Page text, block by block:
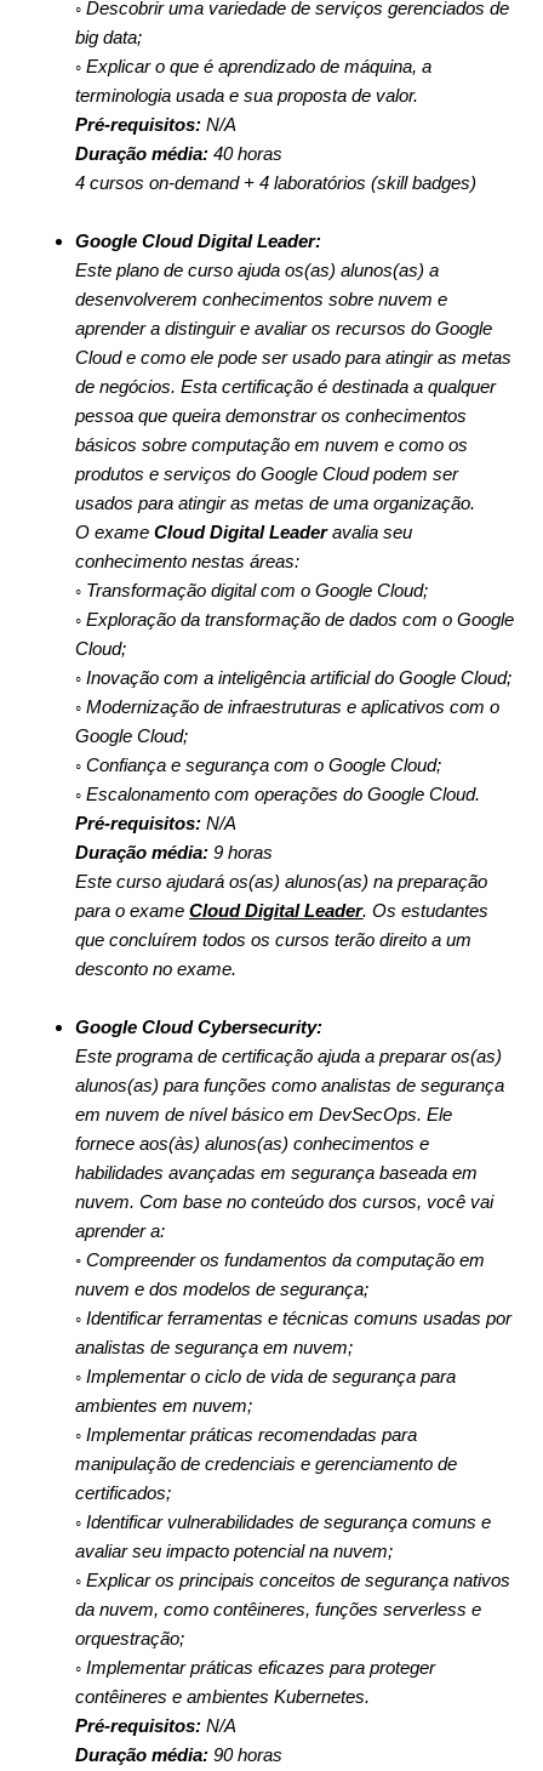
◦ Descobrir uma variedade de serviços gerenciados de
big data;
◦ Explicar o que é aprendizado de máquina, a
terminologia usada e sua proposta de valor.
Pré-requisitos: N/A
Duração média:40 horas
4 cursos on-demand + 4 laboratórios (skill badges)
Google Cloud Digital Leader:
Este plano de curso ajuda os(as) alunos(as) a
desenvolverem conhecimentos sobre nuvem e
aprender a distinguir e avaliar os recursos do Google
Cloud e como ele pode ser usado para atingir as metas
de negócios. Esta certificação é destinada a qualquer
pessoa que queira demonstrar os conhecimentos
básicos sobre computação em nuvem e como os
produtos e serviços do Google Cloud podem ser
usados para atingir as metas de uma organização.
O exameCloud Digital Leaderavalia seu
conhecimento nestas áreas:
◦ Transformação digital com o Google Cloud;
◦ Exploração da transformação de dados com o Google
Cloud;
◦ Inovação com a inteligência artificial do Google Cloud;
◦ Modernização de infraestruturas e aplicativos com o
Google Cloud;
◦ Confiança e segurança com o Google Cloud;
◦ Escalonamento com operações do Google Cloud.
Pré-requisitos: N/A
Duração média: 9 horas
Este curso ajudará os(as) alunos(as) na preparação
para o exameCloud Digital Leader. Os estudantes
que concluírem todos os cursos terão direito a um
desconto no exame.
Google Cloud Cybersecurity:
Este programa de certificação ajuda a preparar os(as)
alunos(as) para funções como analistas de segurança
em nuvem de nível básico em DevSecOps. Ele
fornece aos(às) alunos(as) conhecimentos e
habilidades avançadas em segurança baseada em
nuvem. Com base no conteúdo dos cursos, você vai
aprender a:
◦Compreender os fundamentos da computação em
nuvem e dos modelos de segurança;
◦ Identificar ferramentas e técnicas comuns usadas por
analistas de segurança em nuvem;
◦ Implementar o ciclo de vida de segurança para
ambientes em nuvem;
◦ Implementar práticas recomendadas para
manipulação de credenciais e gerenciamento de
certificados;
◦ Identificar vulnerabilidades de segurança comuns e
avaliar seu impacto potencial na nuvem;
◦ Explicar os principais conceitos de segurança nativos
da nuvem, como contêineres, funções serverless e
orquestração;
◦ Implementar práticas eficazes para proteger
contêineres e ambientes Kubernetes.
Pré-requisitos:N/A
Duração média: 90 horas